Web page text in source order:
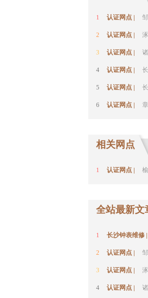
1 认证网点 |
2 认证网点 |
3 认证网点 |
4 认证网点 |
5 认证网点 |
6 认证网点 |
相关网点
1 认证网点 |
全站最新文
1 长沙钟表维修 |
2 认证网点 |
3 认证网点 |
4 认证网点 |